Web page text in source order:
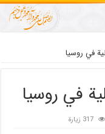
في روسيا
في روسيا
317 زيارة